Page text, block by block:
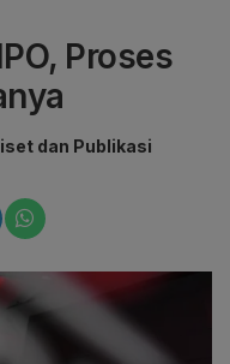
Proses
dan Publikasi